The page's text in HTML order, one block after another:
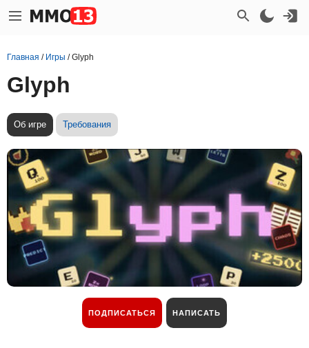
Главная / Игры /Glyph
Glyph
Об игре Требования
ПОДПИСАТЬСЯ НАПИСАТЬ